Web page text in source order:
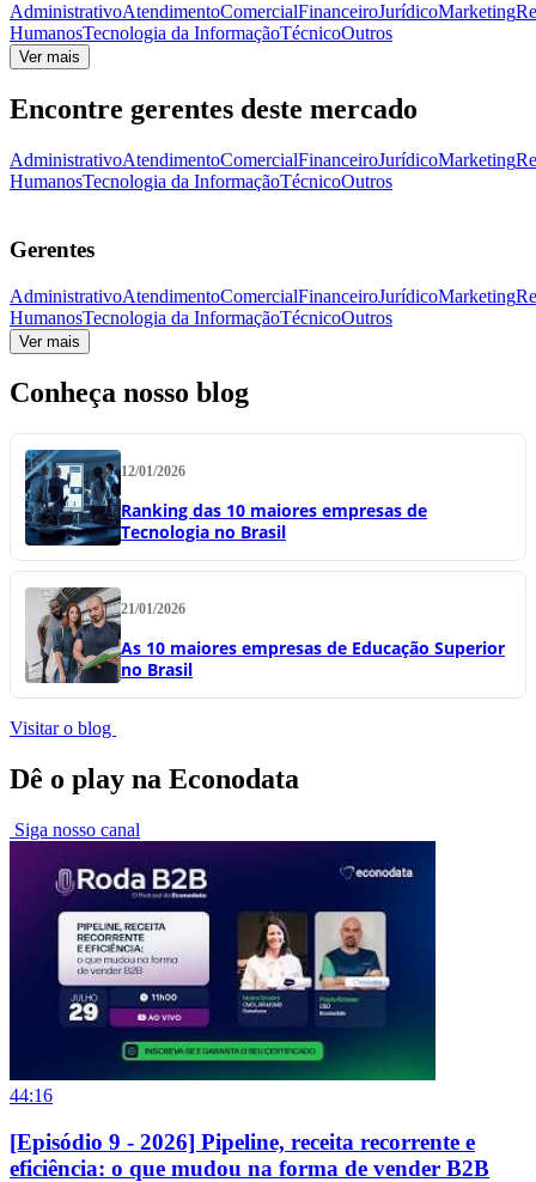
AdministrativoAtendimentoComercialFinanceiroJurídicoMarketing
HumanosTecnologia da InformaçãoTécnicoOutros
Ver mais
Encontre gerentes deste mercado
AdministrativoAtendimentoComercialFinanceiroJurídicoMarketing
HumanosTecnologia da InformaçãoTécnicoOutros
Gerentes
AdministrativoAtendimentoComercialFinanceiroJurídicoMarketing
HumanosTecnologia da InformaçãoTécnicoOutros
Ver mais
Conheça nosso blog
12/01/2026
Ranking das 10 maiores empresas de
Tecnologia no Brasil
21/01/2026
As 10 maiores empresas de Educação Superior
no Brasil
Visitar o blog
Dê o play na Econodata
Siga nosso canal
44:16
[Episódio 9 - 2026] Pipeline, receita recorrente e
eficiência: o que mudou na forma de vender B2B